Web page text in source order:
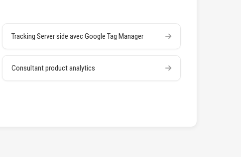
Tracking Server side avec Google Tag Manager
Consultant product analytics